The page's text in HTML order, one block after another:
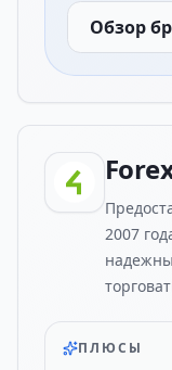
Обзор
2007
ПЛЮСЫ